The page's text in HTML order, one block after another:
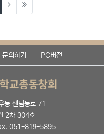
(current)
문의하기 PC버전
동 센텀동로 71
2차 304호
051-819-5895